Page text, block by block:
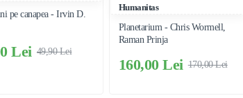
pe canapea - Irvin D.
Lei 49,90 Lei
Humanitas
Planetarium - Chris Wormell,
Raman Prinja
160,00 Lei 170,00 Lei